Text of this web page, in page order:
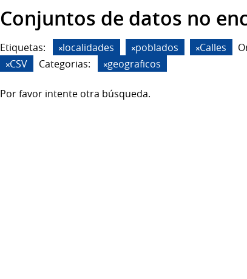
Conjuntos de datos no
Etiquetas: localidades poblados Calles
CSV
Categorias: geograficos
Por favor intente otra búsqueda.